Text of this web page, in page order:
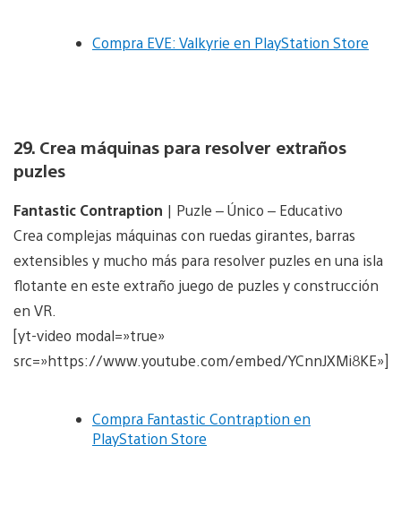
Compra EVE: Valkyrie en PlayStation Store
29. Crea máquinas para resolver extraños
puzles
Fantastic Contraption | Puzle – Único – Educativo
Crea complejas máquinas con ruedas girantes, barras
extensibles y mucho más para resolver puzles en una isla
flotante en este extraño juego de puzles y construcción
en VR.
[yt-video modal=»true»
src=»https://www.youtube.com/embed/YCnnJXMi8KE»]
Compra Fantastic Contraption en
PlayStation Store